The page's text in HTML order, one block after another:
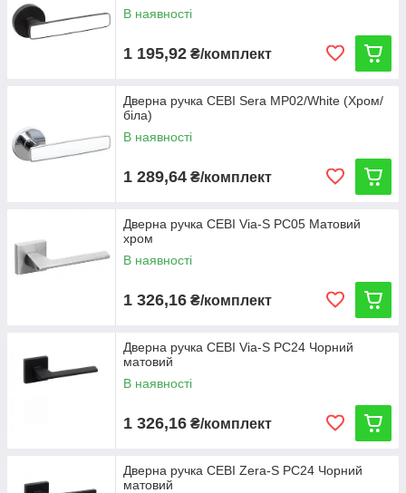
В наявності
1 195,92 ₴/комплект
Дверна ручка CEBI Sera МP02/White (Хром/
біла)
В наявності
1 289,64 ₴/комплект
Дверна ручка CEBI Via-S PC05 Матовий
хром
В наявності
1 326,16 ₴/комплект
Дверна ручка CEBI Via-S PC24 Чорний
матовий
В наявності
1 326,16 ₴/комплект
Дверна ручка CEBI Zera-S PC24 Чорний
матовий